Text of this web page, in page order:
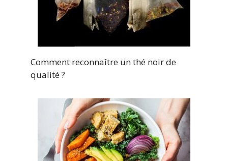
Comment reconnaître un thé noir de
qualité ?